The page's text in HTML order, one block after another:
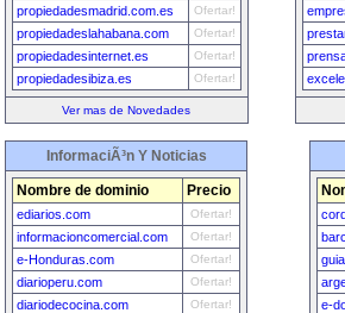
propiedadesmadrid.com.es Ofertar!
propiedadeslahabana.com Ofertar!
propiedadesinternet.es Ofertar!
propiedadesibiza.es Ofertar!
Ver mas de Novedades
InformaciÃ³n Y Noticias
Nombre de dominio Precio
ediarios.com Ofertar!
informacioncomercial.com Ofertar!
e-Honduras.com Ofertar!
diarioperu.com Ofertar!
diariodecocina.com Ofertar!
e-